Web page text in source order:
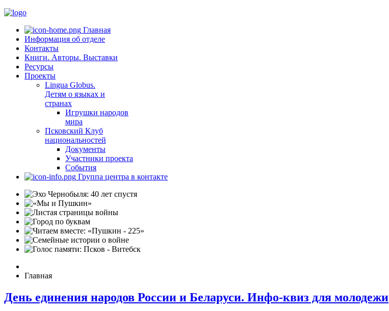
Главная
Информация об отделе
Контакты
Книги. Авторы. Выставки
Ресурсы
Проекты
Lingua Globus.
Детям о языках и
странах
Игрушки народов
мира
Псковский Клуб
национальностей
Документы
Участники проекта
События
Группа центра в контакте
Главная
День единения народов России и Беларуси. Инфо-квиз для молодежи